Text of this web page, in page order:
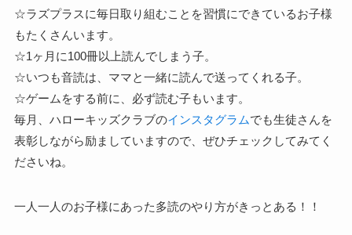
☆ラズプラスに毎日取り組むことを習慣にできているお子様
もたくさんいます。
☆1ヶ月に100冊以上読んでしまう子。
☆いつも音読は、ママと一緒に読んで送ってくれる子。
☆ゲームをする前に、必ず読む子もいます。
毎月、ハローキッズクラブのインスタグラムでも生徒さんを
表彰しながら励ましていますので、ぜひチェックしてみてく
ださいね。
一人一人のお子様にあった多読のやり方がきっとある！！